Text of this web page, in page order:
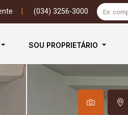
(034) 3256-3000
SOU PROPRIETÁRIO